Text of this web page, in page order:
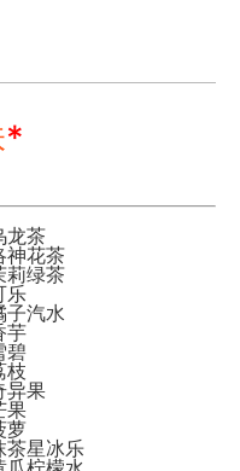
*
龙茶
神花茶
莉绿茶
乐
子汽水
芋
碧
枝
异果
果
萝
茶星冰乐